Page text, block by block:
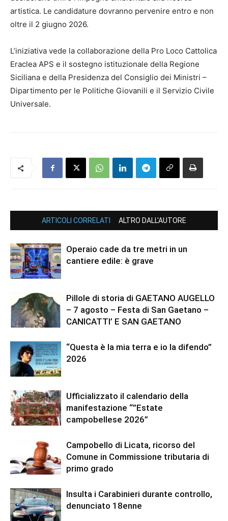
artistica. Le candidature dovranno pervenire entro e non
oltre il 2 giugno 2026.
L’iniziativa vede la collaborazione della Pro Loco Cattolica
Eraclea APS e il sostegno istituzionale della Regione
Siciliana e della Presidenza del Consiglio dei Ministri –
Dipartimento per le Politiche Giovanili e il Servizio Civile
Universale.
ARTICOLI CORRELATI ALTRO DALL'AUTORE
Operaio cade da tre metri in un
cantiere edile: è grave
Pillole di storia di GAETANO AUGELLO
– 7 agosto – Festa di San Gaetano –
CANICATTI’ E SAN GAETANO
“Questa è la mia terra e io la difendo”
2026
Ufficializzato il calendario della
manifestazione “”Estate
campobellese 2026”
Campobello di Licata, ricorso del
Comune in Commissione tributaria di
primo grado
Insulta i Carabinieri durante controllo,
denunciato 18enne